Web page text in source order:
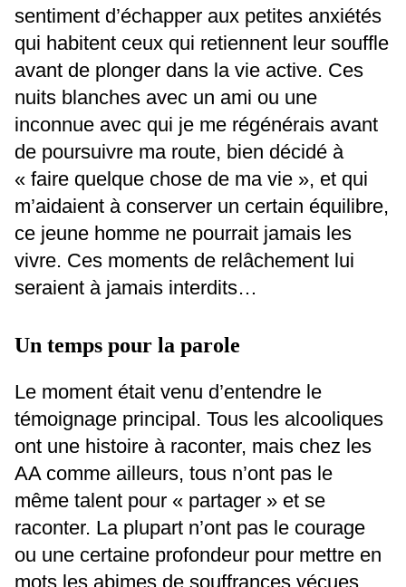
sentiment d’échapper aux petites anxiétés
qui habitent ceux qui retiennent leur souffle
avant de plonger dans la vie active. Ces
nuits blanches avec un ami ou une
inconnue avec qui je me régénérais avant
de poursuivre ma route, bien décidé à
« faire quelque chose de ma vie », et qui
m’aidaient à conserver un certain équilibre,
ce jeune homme ne pourrait jamais les
vivre. Ces moments de relâchement lui
seraient à jamais interdits…
Un temps pour la parole
Le moment était venu d’entendre le
témoignage principal. Tous les alcooliques
ont une histoire à raconter, mais chez les
AA comme ailleurs, tous n’ont pas le
même talent pour « partager » et se
raconter. La plupart n’ont pas le courage
ou une certaine profondeur pour mettre en
mots les abimes de souffrances vécues.